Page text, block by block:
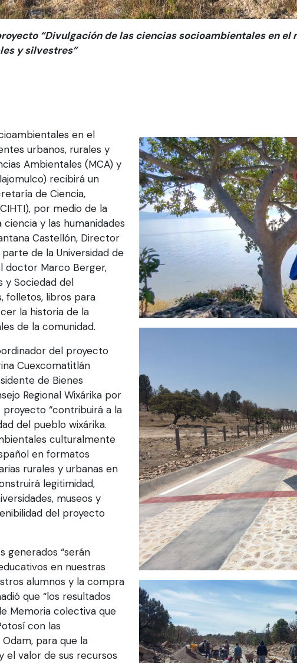
“Divulgación de las ciencias socioambientales en el
y silvestres”
en el
urbanos, rurales y
Ambientales (MCA) y
recibirá un
de Ciencia,
por medio de la
y las humanidades
Castellón, Director
de la Universidad de
doctor Marco Berger,
y Sociedad del
folletos, libros para
la historia de la
de la comunidad.
del proyecto
Cuexcomatitlán
de Bienes
Regional Wixárika por
“contribuirá a la
del pueblo wixárika.
culturalmente
en formatos
rurales y urbanas en
legitimidad,
museos y
del proyecto
generados “serán
en nuestras
alumnos y la compra
que “los resultados
Memoria colectiva que
con las
para que la
el valor de sus recursos